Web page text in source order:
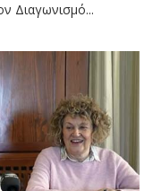
Διαγωνισμό...